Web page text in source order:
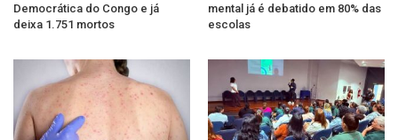
Democrática do Congo e já
deixa 1.751 mortos
mental já é debatido em 80% das
escolas